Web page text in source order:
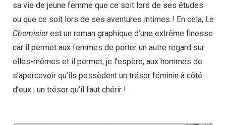
sa vie de jeune femme que ce soit lors de ses études
ou que ce soit lors de ses aventures intimes ! En cela, Le
Chemisierest un roman graphique d’une extrême finesse
car il permet aux femmes de porter un autre regard sur
elles-mêmes et il permet, je l’espère, aux hommes de
s’apercevoir qu’ils possèdent un trésor féminin à côté
d’eux ; un trésor qu’il faut chérir !